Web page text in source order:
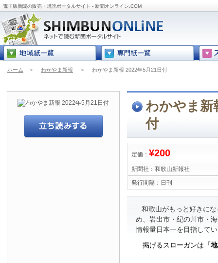
電子版新聞の販売・購読ポータルサイト - 新聞オンライン.COM
ホーム ＞ わかやま新報 ＞ わかやま新報 2022年5月21日付
わかやま新
付
定価： ¥200
新聞社： 和歌山新報社
発行間隔： 日刊
和歌山がもっと好きに
め、岩出市・紀の川市・
情報量日本一を目指して
掲げるスローガンは 「